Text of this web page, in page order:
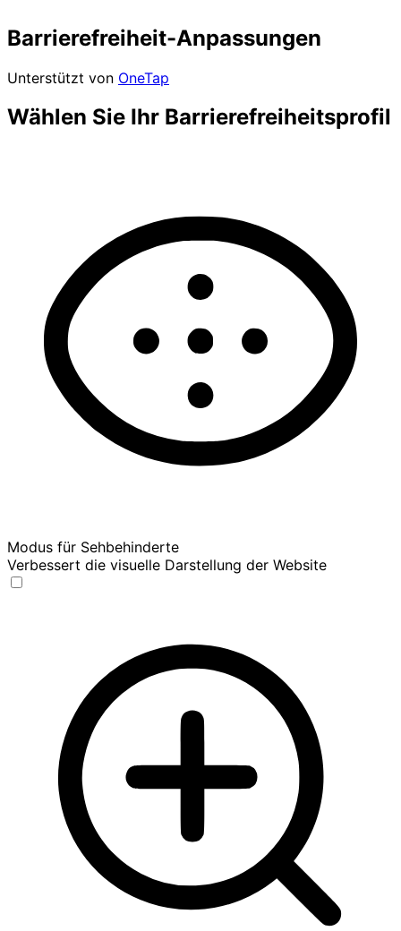
Barrierefreiheit-Anpassungen
Unterstützt von OneTap
Wählen Sie Ihr Barrierefreiheitsprofil
Modus für Sehbehinderte
Verbessert die visuelle Darstellung der Website